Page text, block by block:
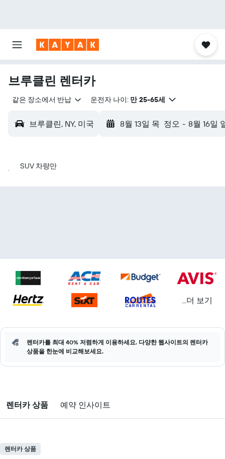
브루클린 렌터카
같은 장소에서 반납 운전자 나이: 만 25-65세
브루클린, NY, 미국 8월 13일 목 정오 - 8월 16일
SUV 차량만
...더 보기
렌터카를 최대 40% 저렴하게 이용하세요. 다양한 웹사이트의 렌터카
상품을 한눈에 비교해보세요.
렌터카 상품 예약 인사이트
렌터카 상품